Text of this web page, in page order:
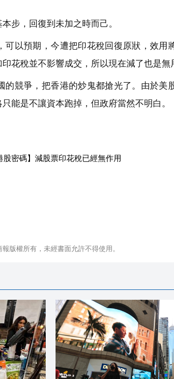
步，回復到未加之時而己。
以預期，今遭把印花稅回復原狀，效用
花稅並不影響成交，所以現在減了也是無
競爭，把香港的炒鬼都搶光了。由於美
能是不讓資本跑掉，但政府當然不明白。
報版權所有，未經書面允許不得使用。